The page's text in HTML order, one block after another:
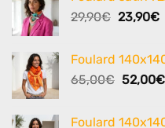
29,90€ Le
était :
29,90€.
23,90€Le
Foulard
65,00€ Le
52,00€
Foulard